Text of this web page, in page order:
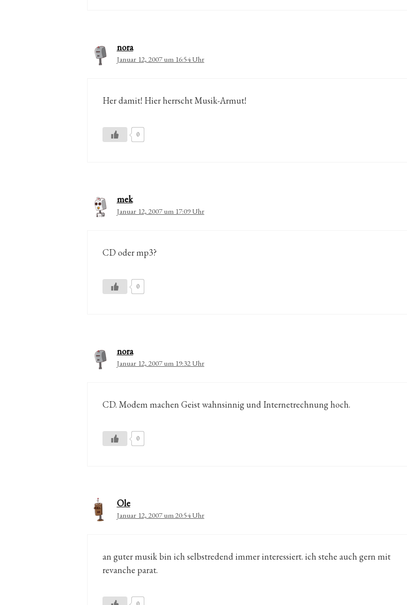
nora
Januar 12, 2007 um 16:54 Uhr
Her damit! Hier herrscht Musik-Armut!
0
mek
Januar 12, 2007 um 17:09 Uhr
CD oder mp3?
0
nora
Januar 12, 2007 um 19:32 Uhr
CD. Modem machen Geist wahnsinnig und Internetrechnung hoch.
0
Ole
Januar 12, 2007 um 20:54 Uhr
an guter musik bin ich selbstredend immer interessiert. ich stehe auch gern mit
revanche parat.